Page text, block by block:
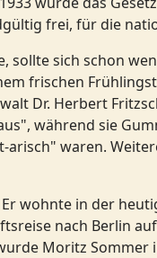
frei, für die
sich schon
frischen
Dr. Herbert
während sie
waren.
wohnte in der
nach Berlin
Moritz Sommer